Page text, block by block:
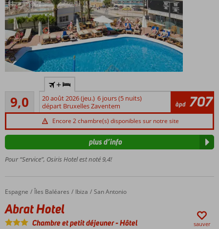
plage
Il y a un
boulevard
animé
jusqu'au
centre
Détendez-
bord de la
piscine
pension
également
9,0
Excellente
53
commentaires
+
20 août 2026 (jeu.) 6 jours (5 nuits)
départ Bruxelles Zaventem
àpd 707
Encore 2 chambre(s) disponibles sur notre site
Pour “Service”, Osiris Hotel est noté 9,4!
plus d’info
Accueil
Espagne Îles Baléares Ibiza San Antonio
Abrat Hotel
Abrat Hotel
Chambre et petit déjeuner-Hôtel sauver